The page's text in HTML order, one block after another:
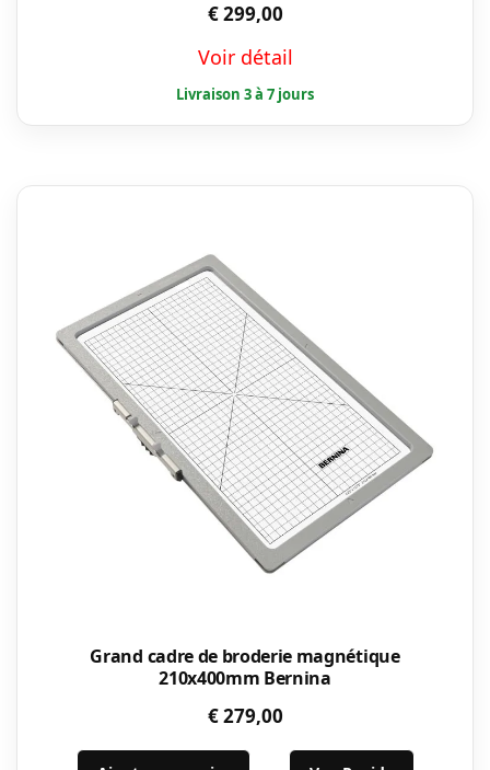
€299,00
Voir détail
Grand cadre de broderie magnétique
210x400mm Bernina
€279,00